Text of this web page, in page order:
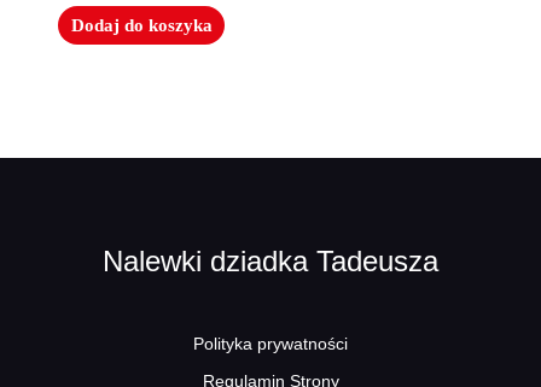
Dodaj do koszyka
Nalewki dziadka Tadeusza
Polityka prywatności
Regulamin Strony